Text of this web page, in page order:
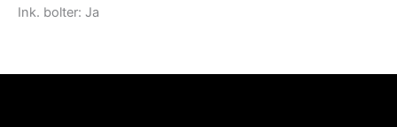
Ink. bolter: Ja